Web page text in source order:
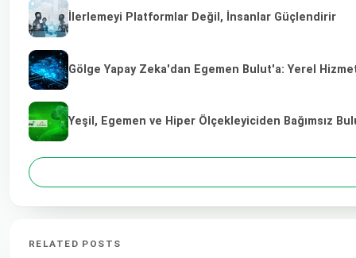
İlerlemeyi Platformlar Değil, İnsanlar Güçlendirir
Gölge Yapay Zeka'dan Egemen Bulut'a: Yerel
Yeşil, Egemen ve Hiper Ölçekleyiciden Bağımsız
RELATED POSTS